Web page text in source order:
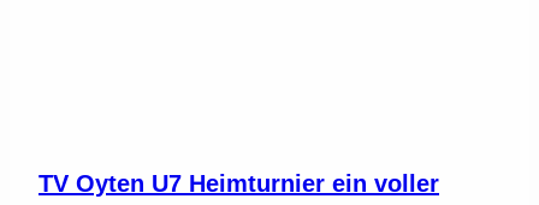
TV Oyten U7 Heimturnier ein voller